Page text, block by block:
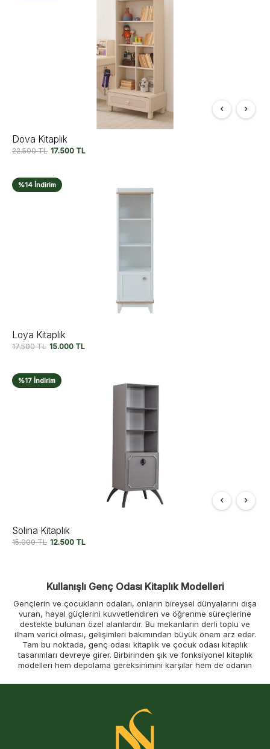
Dova Kitaplık
22.500TL 17.500 TL
%14 İndirim
Loya Kitaplık
17.500TL 15.000 TL
%17 İndirim
Solina Kitaplık
15.000TL 12.500 TL
Kullanışlı Genç Odası Kitaplık Modelleri
Gençlerin ve çocukların odaları, onların bireysel dünyalarını dışa
vuran, hayal güçlerini kuvvetlendiren ve öğrenme süreçlerine
destekte bulunan özel alanlardır. Bu mekanların derli toplu ve
ilham verici olması, gelişimleri bakımından büyük önem arz eder.
Tam bu noktada, genç odası kitaplık ve çocuk odası kitaplık
tasarımları devreye girer. Birbirinden şık ve fonksiyonel kitaplık
modelleri hem depolama gereksinimini karşılar hem de odanın
köşe oluşturma olanağı sunar. Kitapların yanı sıra, bireysel
görünmesine destek olur. Doğru seçilen bir kitaplık, gençlerin ve
çocukların okuma rutinlerini desteklerken, aynı zamanda
sorumluluk duygularının gelişmesine de destek olur.